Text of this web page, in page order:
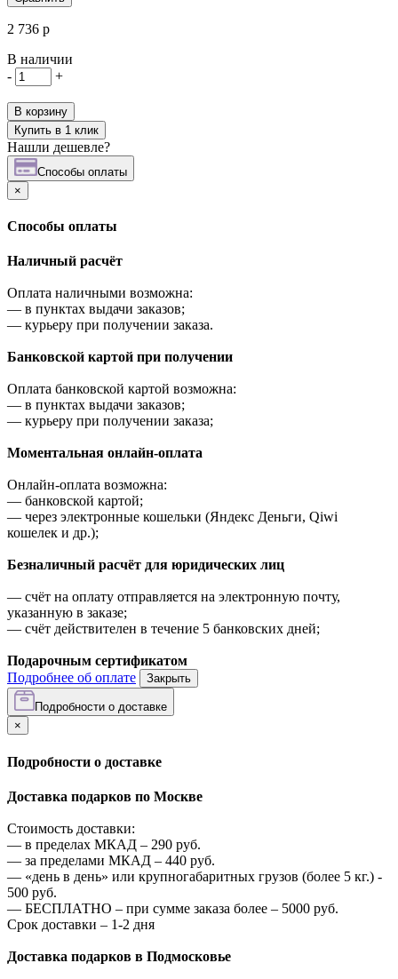
2 736 р
В наличии
-
+
В корзину
Купить в 1 клик
Нашли дешевле?
Cпособы оплаты
×
Cпособы оплаты
Наличный расчёт
Оплата наличными возможна:
— в пунктах выдачи заказов;
— курьеру при получении заказа.
Банковской картой при получении
Оплата банковской картой возможна:
— в пунктах выдачи заказов;
— курьеру при получении заказа;
Моментальная онлайн-оплата
Онлайн-оплата возможна:
— банковской картой;
— через электронные кошельки (Яндекс Деньги, Qiwi
кошелек и др.);
Безналичный расчёт для юридических лиц
— счёт на оплату отправляется на электронную почту,
указанную в заказе;
— счёт действителен в течение 5 банковских дней;
Подарочным сертификатом
Подробнее об оплате
Закрыть
Подробности о доставке
×
Подробности о доставке
Доставка подарков по Москве
Стоимость доставки:
— в пределах МКАД – 290 руб.
— за пределами МКАД – 440 руб.
— «день в день» или крупногабаритных грузов (более 5 кг.) -
500 руб.
— БЕСПЛАТНО – при сумме заказа более – 5000 руб.
Срок доставки – 1-2 дня
Доставка подарков в Подмосковье